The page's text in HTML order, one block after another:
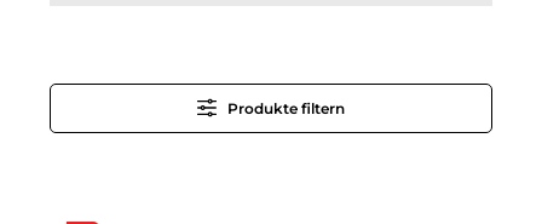
Produkte filtern